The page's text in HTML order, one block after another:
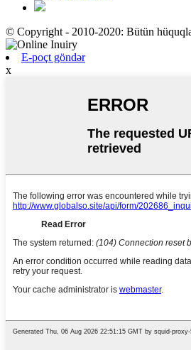
© Copyright - 2010-2020: Bütün
E-poçt göndər
x